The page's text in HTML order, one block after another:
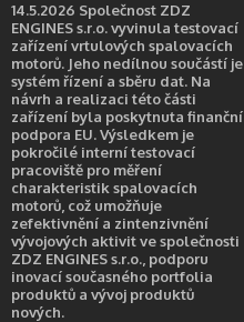
14.5.2026 Společnost ZDZ
ENGINES s.r.o. vyvinula testovací
zařízení vrtulových spalovacích
motorů. Jeho nedílnou součástí je
systém řízení a sběru dat. Na
návrh a realizaci této části
zařízení byla poskytnuta finanční
podpora EU. Výsledkem je
pokročilé interní testovací
pracoviště pro měření
charakteristik spalovacích
motorů, což umožňuje
zefektivnění a zintenzivnění
vývojových aktivit ve společnosti
ZDZ ENGINES s.r.o., podporu
inovací současného portfolia
produktů a vývoj produktů
nových.